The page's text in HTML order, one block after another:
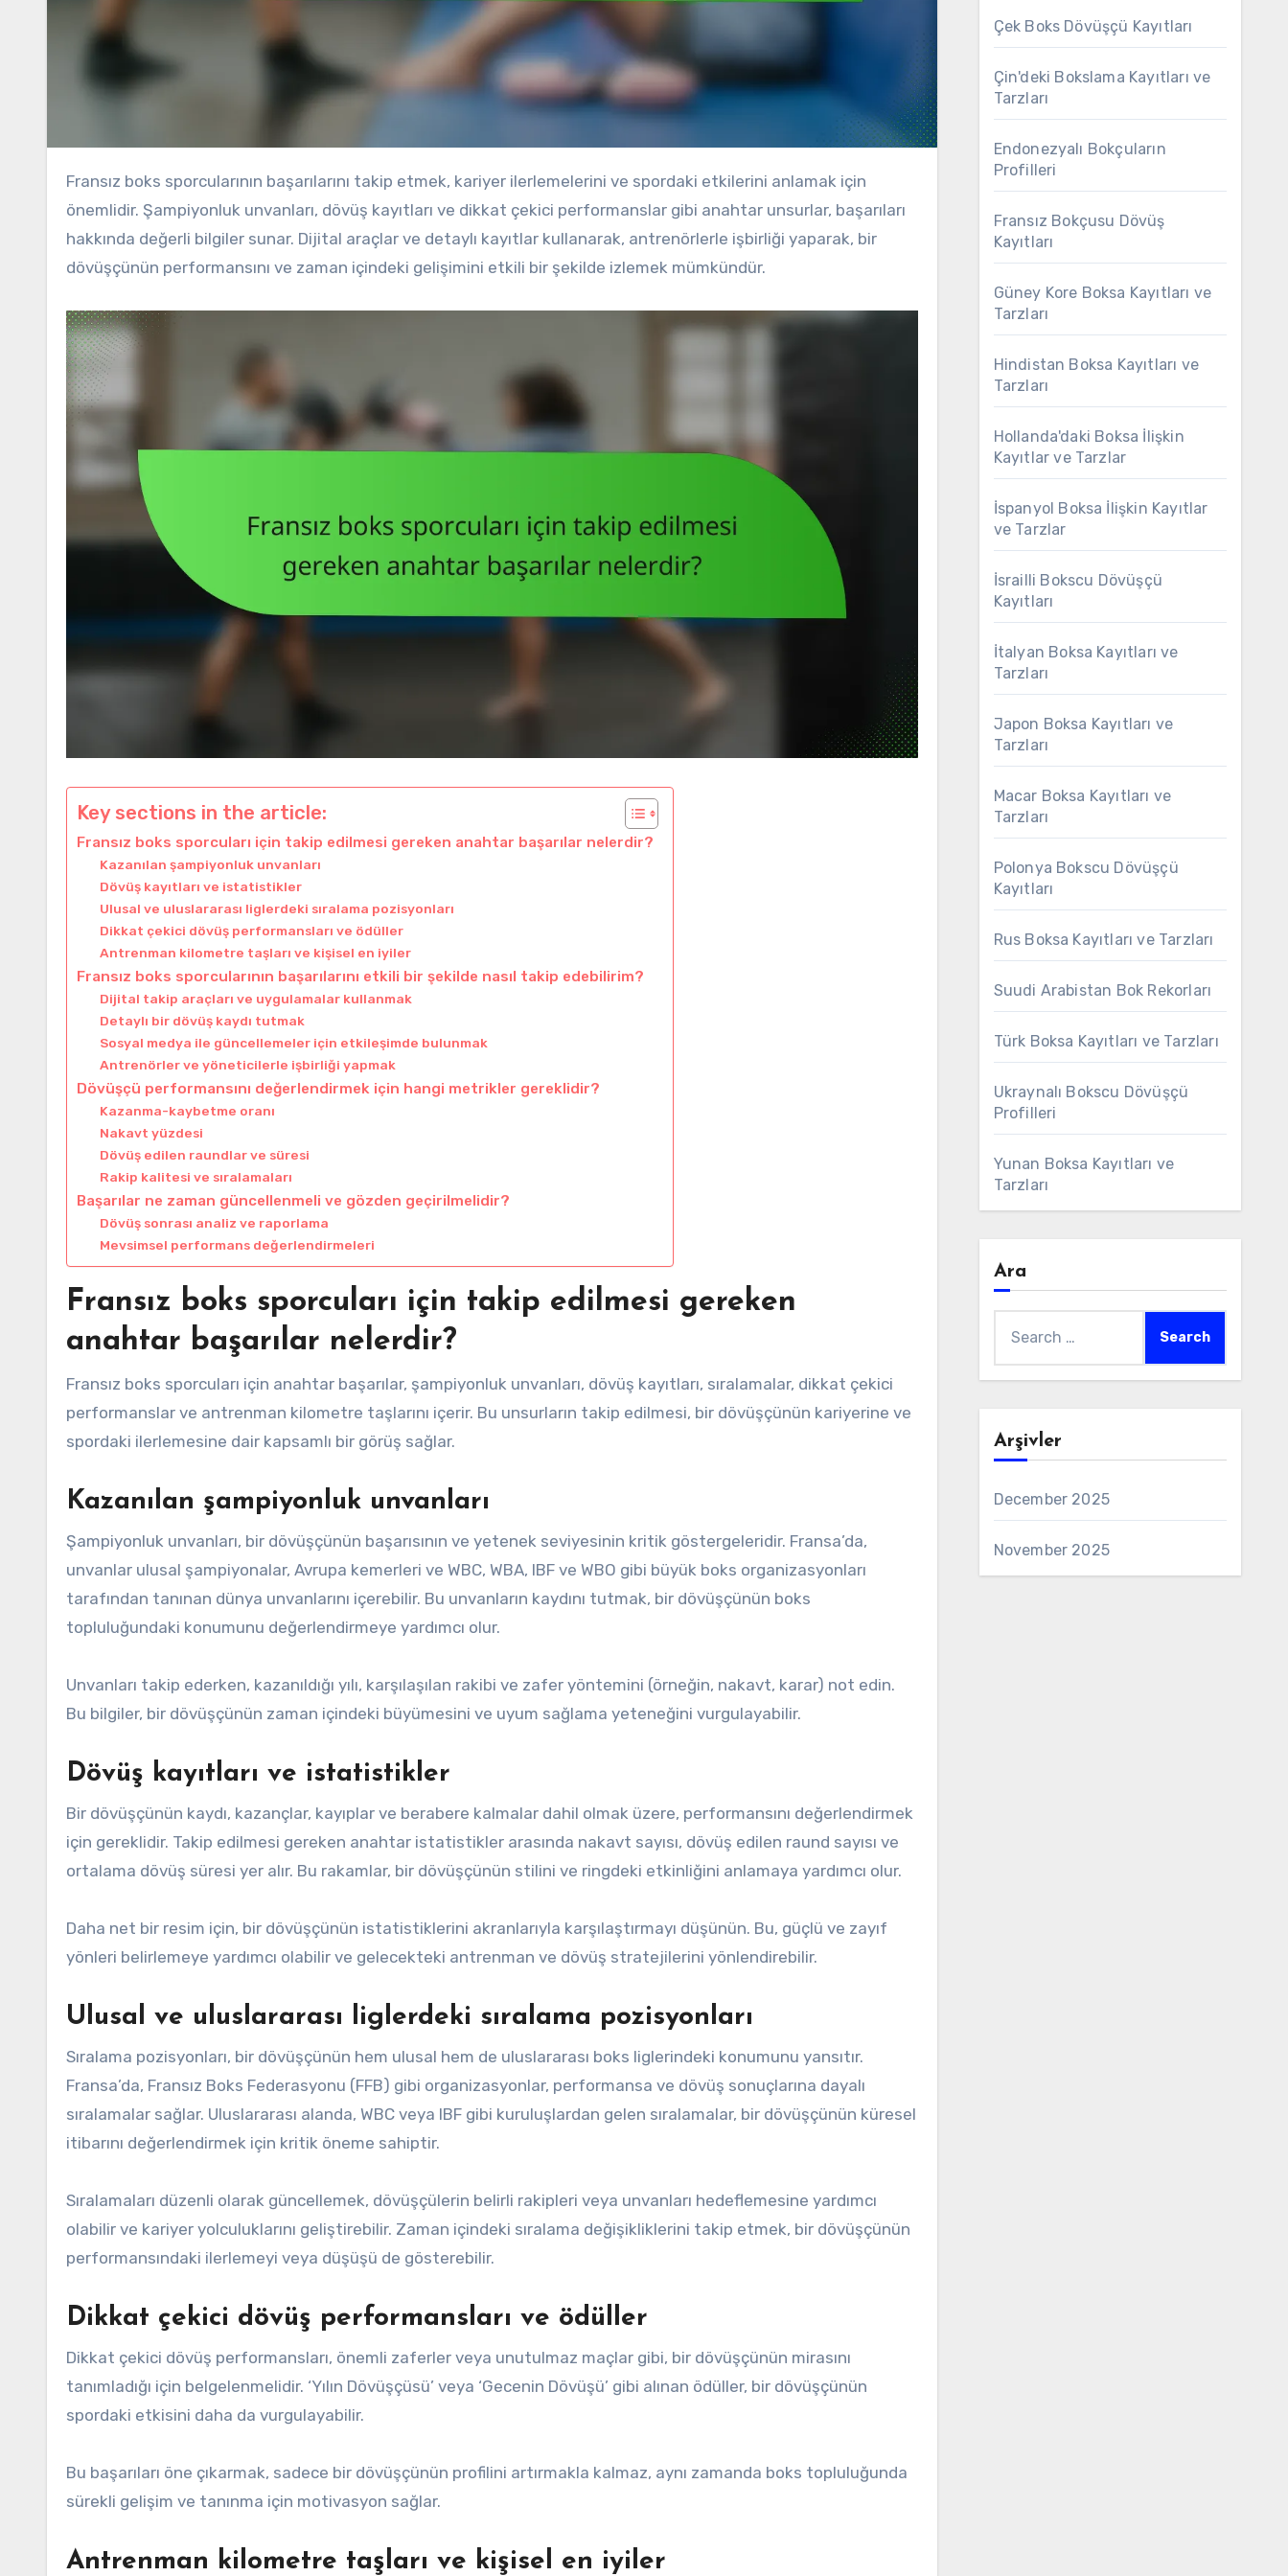
Fransız boks sporcularının başarılarını takip etmek, kariyer ilerlemelerini ve spordaki etkilerini anlamak için
önemlidir. Şampiyonluk unvanları, dövüş kayıtları ve dikkat çekici performanslar gibi anahtar unsurlar, başarıları
hakkında değerli bilgiler sunar. Dijital araçlar ve detaylı kayıtlar kullanarak, antrenörlerle işbirliği yaparak, bir
dövüşçünün performansını ve zaman içindeki gelişimini etkili bir şekilde izlemek mümkündür.
Key sections in the article:
Fransız boks sporcuları için takip edilmesi gereken anahtar başarılar nelerdir?
Kazanılan şampiyonluk unvanları
Dövüş kayıtları ve istatistikler
Ulusal ve uluslararası liglerdeki sıralama pozisyonları
Dikkat çekici dövüş performansları ve ödüller
Antrenman kilometre taşları ve kişisel en iyiler
Fransız boks sporcularının başarılarını etkili bir şekilde nasıl takip edebilirim?
Dijital takip araçları ve uygulamalar kullanmak
Detaylı bir dövüş kaydı tutmak
Sosyal medya ile güncellemeler için etkileşimde bulunmak
Antrenörler ve yöneticilerle işbirliği yapmak
Dövüşçü performansını değerlendirmek için hangi metrikler gereklidir?
Kazanma-kaybetme oranı
Nakavt yüzdesi
Dövüş edilen raundlar ve süresi
Rakip kalitesi ve sıralamaları
Başarılar ne zaman güncellenmeli ve gözden geçirilmelidir?
Dövüş sonrası analiz ve raporlama
Mevsimsel performans değerlendirmeleri
Fransız boks sporcuları için takip edilmesi gereken
anahtar başarılar nelerdir?
Fransız boks sporcuları için anahtar başarılar, şampiyonluk unvanları, dövüş kayıtları, sıralamalar, dikkat çekici
performanslar ve antrenman kilometre taşlarını içerir. Bu unsurların takip edilmesi, bir dövüşçünün kariyerine ve
spordaki ilerlemesine dair kapsamlı bir görüş sağlar.
Kazanılan şampiyonluk unvanları
Şampiyonluk unvanları, bir dövüşçünün başarısının ve yetenek seviyesinin kritik göstergeleridir. Fransa’da,
unvanlar ulusal şampiyonalar, Avrupa kemerleri ve WBC, WBA, IBF ve WBO gibi büyük boks organizasyonları
tarafından tanınan dünya unvanlarını içerebilir. Bu unvanların kaydını tutmak, bir dövüşçünün boks
topluluğundaki konumunu değerlendirmeye yardımcı olur.
Unvanları takip ederken, kazanıldığı yılı, karşılaşılan rakibi ve zafer yöntemini (örneğin, nakavt, karar) not edin.
Bu bilgiler, bir dövüşçünün zaman içindeki büyümesini ve uyum sağlama yeteneğini vurgulayabilir.
Dövüş kayıtları ve istatistikler
Bir dövüşçünün kaydı, kazançlar, kayıplar ve berabere kalmalar dahil olmak üzere, performansını değerlendirmek
için gereklidir. Takip edilmesi gereken anahtar istatistikler arasında nakavt sayısı, dövüş edilen raund sayısı ve
ortalama dövüş süresi yer alır. Bu rakamlar, bir dövüşçünün stilini ve ringdeki etkinliğini anlamaya yardımcı olur.
Daha net bir resim için, bir dövüşçünün istatistiklerini akranlarıyla karşılaştırmayı düşünün. Bu, güçlü ve zayıf
yönleri belirlemeye yardımcı olabilir ve gelecekteki antrenman ve dövüş stratejilerini yönlendirebilir.
Ulusal ve uluslararası liglerdeki sıralama pozisyonları
Sıralama pozisyonları, bir dövüşçünün hem ulusal hem de uluslararası boks liglerindeki konumunu yansıtır.
Fransa’da, Fransız Boks Federasyonu (FFB) gibi organizasyonlar, performansa ve dövüş sonuçlarına dayalı
sıralamalar sağlar. Uluslararası alanda, WBC veya IBF gibi kuruluşlardan gelen sıralamalar, bir dövüşçünün küresel
itibarını değerlendirmek için kritik öneme sahiptir.
Sıralamaları düzenli olarak güncellemek, dövüşçülerin belirli rakipleri veya unvanları hedeflemesine yardımcı
olabilir ve kariyer yolculuklarını geliştirebilir. Zaman içindeki sıralama değişikliklerini takip etmek, bir dövüşçünün
performansındaki ilerlemeyi veya düşüşü de gösterebilir.
Dikkat çekici dövüş performansları ve ödüller
Dikkat çekici dövüş performansları, önemli zaferler veya unutulmaz maçlar gibi, bir dövüşçünün mirasını
tanımladığı için belgelenmelidir. ‘Yılın Dövüşçüsü’ veya ‘Gecenin Dövüşü’ gibi alınan ödüller, bir dövüşçünün
spordaki etkisini daha da vurgulayabilir.
Bu başarıları öne çıkarmak, sadece bir dövüşçünün profilini artırmakla kalmaz, aynı zamanda boks topluluğunda
sürekli gelişim ve tanınma için motivasyon sağlar.
Antrenman kilometre taşları ve kişisel en iyiler
Çek Boks Dövüşçü Kayıtları
Çin'deki Bokslama Kayıtları ve
Tarzları
Endonezyalı Bokçuların
Profilleri
Fransız Bokçusu Dövüş
Kayıtları
Güney Kore Boksa Kayıtları ve
Tarzları
Hindistan Boksa Kayıtları ve
Tarzları
Hollanda'daki Boksa İlişkin
Kayıtlar ve Tarzlar
İspanyol Boksa İlişkin Kayıtlar
ve Tarzlar
İsrailli Bokscu Dövüşçü
Kayıtları
İtalyan Boksa Kayıtları ve
Tarzları
Japon Boksa Kayıtları ve
Tarzları
Macar Boksa Kayıtları ve
Tarzları
Polonya Bokscu Dövüşçü
Kayıtları
Rus Boksa Kayıtları ve Tarzları
Suudi Arabistan Bok Rekorları
Türk Boksa Kayıtları ve Tarzları
Ukraynalı Bokscu Dövüşçü
Profilleri
Yunan Boksa Kayıtları ve
Tarzları
Ara
for:
Arşivler
December 2025
November 2025